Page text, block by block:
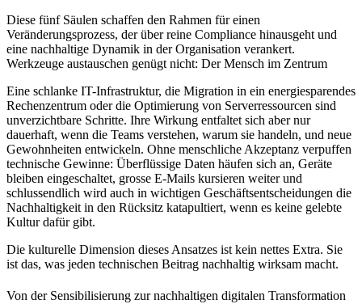
Diese fünf Säulen schaffen den Rahmen für einen
Veränderungsprozess, der über reine Compliance hinausgeht und
eine nachhaltige Dynamik in der Organisation verankert.
Werkzeuge austauschen genügt nicht: Der Mensch im Zentrum
Eine schlanke IT-Infrastruktur, die Migration in ein energiesparendes
Rechenzentrum oder die Optimierung von Serverressourcen sind
unverzichtbare Schritte. Ihre Wirkung entfaltet sich aber nur
dauerhaft, wenn die Teams verstehen, warum sie handeln, und neue
Gewohnheiten entwickeln. Ohne menschliche Akzeptanz verpuffen
technische Gewinne: Überflüssige Daten häufen sich an, Geräte
bleiben eingeschaltet, grosse E-Mails kursieren weiter und
schlussendlich wird auch in wichtigen Geschäftsentscheidungen die
Nachhaltigkeit in den Rücksitz katapultiert, wenn es keine gelebte
Kultur dafür gibt.
Die kulturelle Dimension dieses Ansatzes ist kein nettes Extra. Sie
ist das, was jeden technischen Beitrag nachhaltig wirksam macht.
Von der Sensibilisierung zur nachhaltigen digitalen Transformation